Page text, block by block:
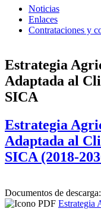
Noticias
Enlaces
Contrataciones y
Estrategia
Adaptada al
SICA
Estrategia
Adaptada al
SICA (2018-
Documentos de descarga:
Estrategia